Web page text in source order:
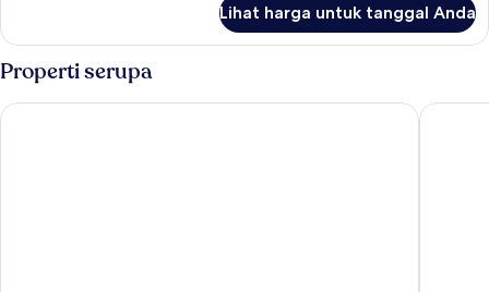
King,
akses
difabel
Kamar
1
Tidur
Lihat harga untuk tanggal Anda
Properti serupa
Grande Centre Point Ratchadamri Grande